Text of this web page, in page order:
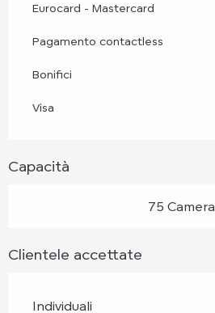
Eurocard - Mastercard
Pagamento contactless
Bonifici
Visa
Capacità
75 Camera
Clientele accettate
Individuali